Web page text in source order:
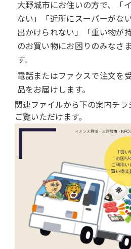
大野城市にお住いの方で、「
ない」「近所にスーパーがな
出かけられない」「重い物が
のお買い物にお困りのみなさ
す。
電話またはファクスで注文を
品をお届けします。
関連ファイルから下の案内チ
ご覧いただけます。